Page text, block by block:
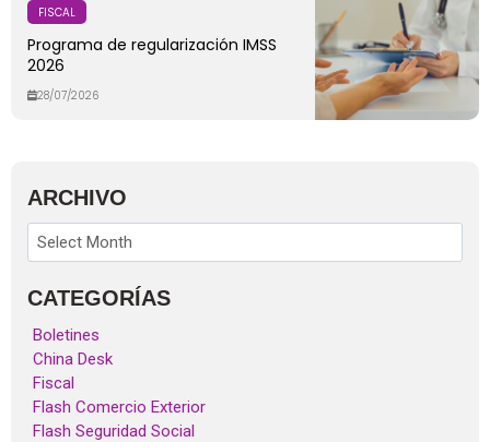
FISCAL
Programa de regularización IMSS
2026
28/07/2026
ARCHIVO
CATEGORÍAS
Boletines
China Desk
Fiscal
Flash Comercio Exterior
Flash Seguridad Social